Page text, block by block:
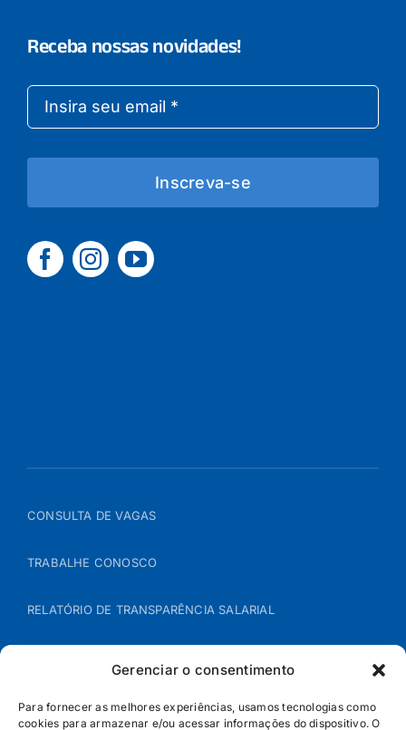
Gerenciar o consentimento
Para fornecer as melhores experiências, usamos tecnologias como
cookies para armazenar e/ou acessar informações do dispositivo. O
Receba nossas novidades!
Inscreva-se
CONSULTA DE VAGAS
TRABALHE CONOSCO
RELATÓRIO DE TRANSPARÊNCIA SALARIAL
POLÍTICA DE COOKIES